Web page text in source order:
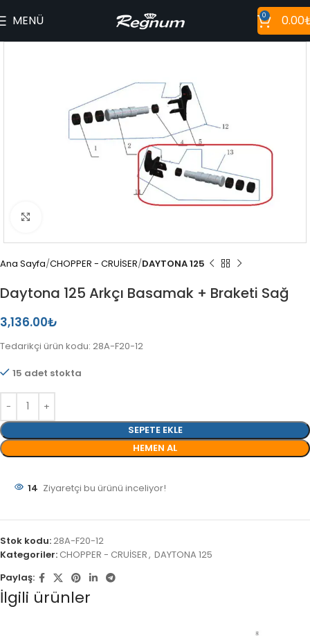
MENÜ 0 0.00
Ana Sayfa CHOPPER - CRUİSER DAYTONA 125
Daytona 125 Arkçı Basamak + Braketi Sağ
3,136.00₺
Tedarikçi ürün kodu: 28A-F20-12
15 adet stokta
SEPETE EKLE
HEMEN AL
14 Ziyaretçi bu ürünü inceliyor!
Stok kodu:28A-F20-12
Kategoriler: CHOPPER - CRUİSER, DAYTONA 125
Paylaş:
İlgili ürünler